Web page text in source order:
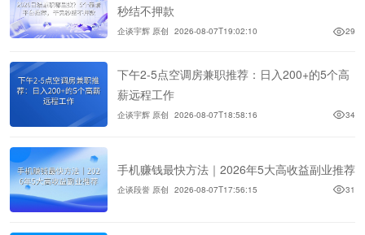
秒结不押款
企谈宇辉 原创 2026-08-07T19:02:10 29
下午2-5点空调房兼职推荐：日入200+的5个高
薪远程工作
企谈宇辉 原创 2026-08-07T18:58:16 34
手机赚钱最快方法｜2026年5大高收益副业推荐
企谈段誉 原创 2026-08-07T17:56:15 31